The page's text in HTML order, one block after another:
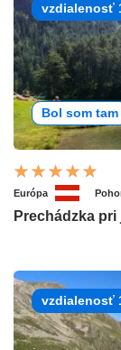
vzdialenosť
Bol som tam
Európa
Prechádzka
vzdialenosť